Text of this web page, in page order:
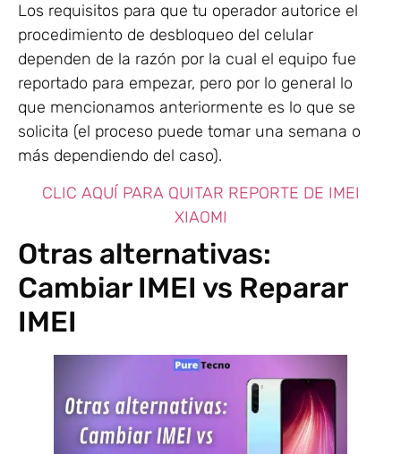
Los requisitos para que tu operador autorice el
procedimiento de desbloqueo del celular
dependen de la razón por la cual el equipo fue
reportado para empezar, pero por lo general lo
que mencionamos anteriormente es lo que se
solicita (el proceso puede tomar una semana o
más dependiendo del caso).
CLIC AQUÍ PARA QUITAR REPORTE DE IMEI
XIAOMI
Otras alternativas:
Cambiar IMEI vs Reparar
IMEI